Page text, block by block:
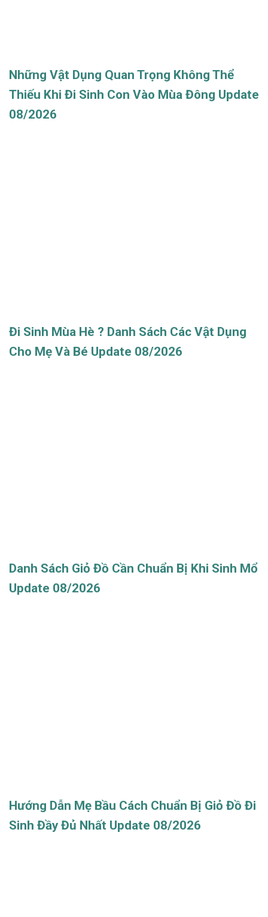
Những Vật Dụng Quan Trọng Không Thể
Thiếu Khi Đi Sinh Con Vào Mùa Đông Update
08/2026
Đi Sinh Mùa Hè ? Danh Sách Các Vật Dụng
Cho Mẹ Và Bé Update 08/2026
Danh Sách Giỏ Đồ Cần Chuẩn Bị Khi Sinh Mổ
Update 08/2026
Hướng Dẫn Mẹ Bầu Cách Chuẩn Bị Giỏ Đồ Đi
Sinh Đầy Đủ Nhất Update 08/2026